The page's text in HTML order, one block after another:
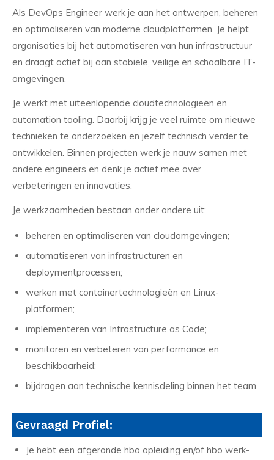
Als DevOps Engineer werk je aan het ontwerpen, beheren
en optimaliseren van moderne cloudplatformen. Je helpt
organisaties bij het automatiseren van hun infrastructuur
en draagt actief bij aan stabiele, veilige en schaalbare IT-
omgevingen.
Je werkt met uiteenlopende cloudtechnologieën en
automation tooling. Daarbij krijg je veel ruimte om nieuwe
technieken te onderzoeken en jezelf technisch verder te
ontwikkelen. Binnen projecten werk je nauw samen met
andere engineers en denk je actief mee over
verbeteringen en innovaties.
Je werkzaamheden bestaan onder andere uit:
beheren en optimaliseren van cloudomgevingen;
automatiseren van infrastructuren en
deploymentprocessen;
werken met containertechnologieën en Linux-
platformen;
implementeren van Infrastructure as Code;
monitoren en verbeteren van performance en
beschikbaarheid;
bijdragen aan technische kennisdeling binnen het team.
Gevraagd Profiel:
Je hebt een afgeronde hbo opleiding en/of hbo werk-